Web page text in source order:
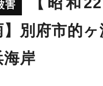
害
】別府市的ヶ
海岸